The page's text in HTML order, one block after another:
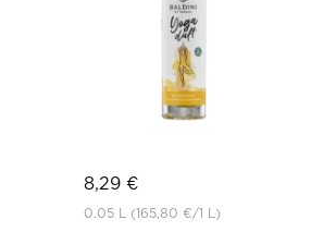
8,29 €
0.05 L (165,80 €/1 L)